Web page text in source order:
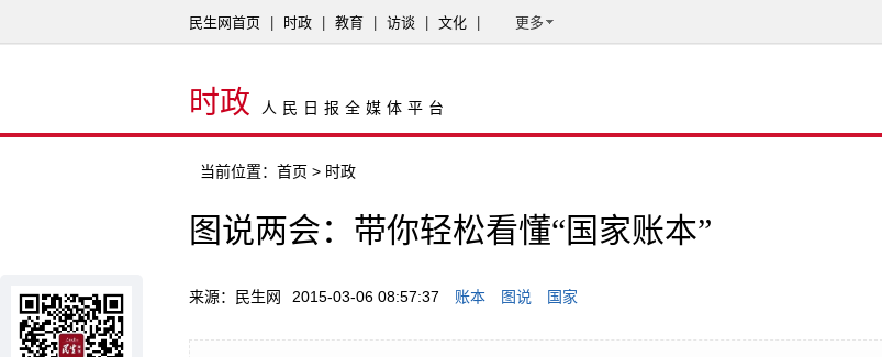
民生网首页 时政 教育 访谈 文化 更多
时政 人民日报全媒体平台
当前位置： 首页 > 时政
图说两会：带你轻松看懂“国家账本”
来源：民生网 2015-03-06 08:57:37 账本 图说 国家